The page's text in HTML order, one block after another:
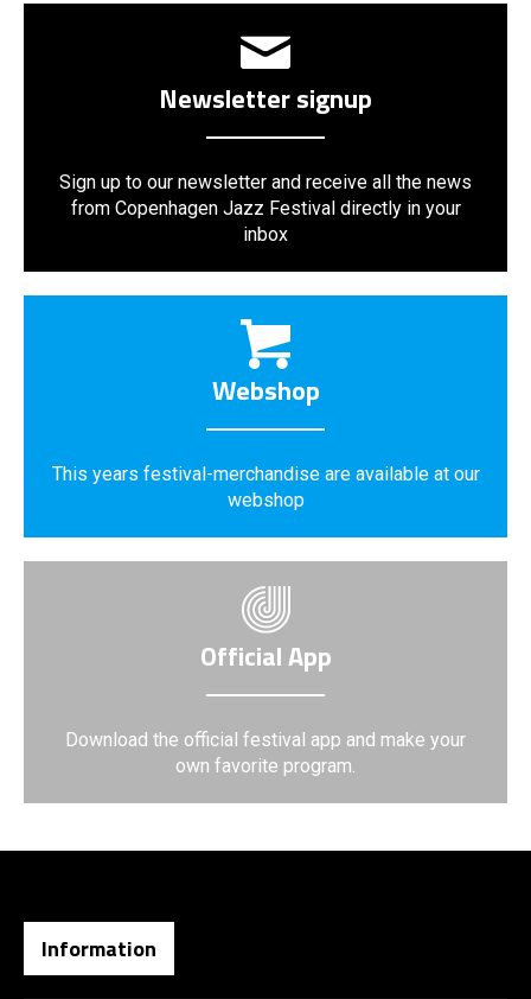
Newsletter signup
Sign up to our newsletter and receive all the news
from Copenhagen Jazz Festival directly in your
inbox
Webshop
This years festival-merchandise are available at our
webshop
Official App
Download the official festival app and make your
own favorite program.
Information